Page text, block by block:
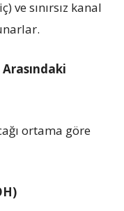
ve sınırsız kanal
Arasındaki
ortama göre